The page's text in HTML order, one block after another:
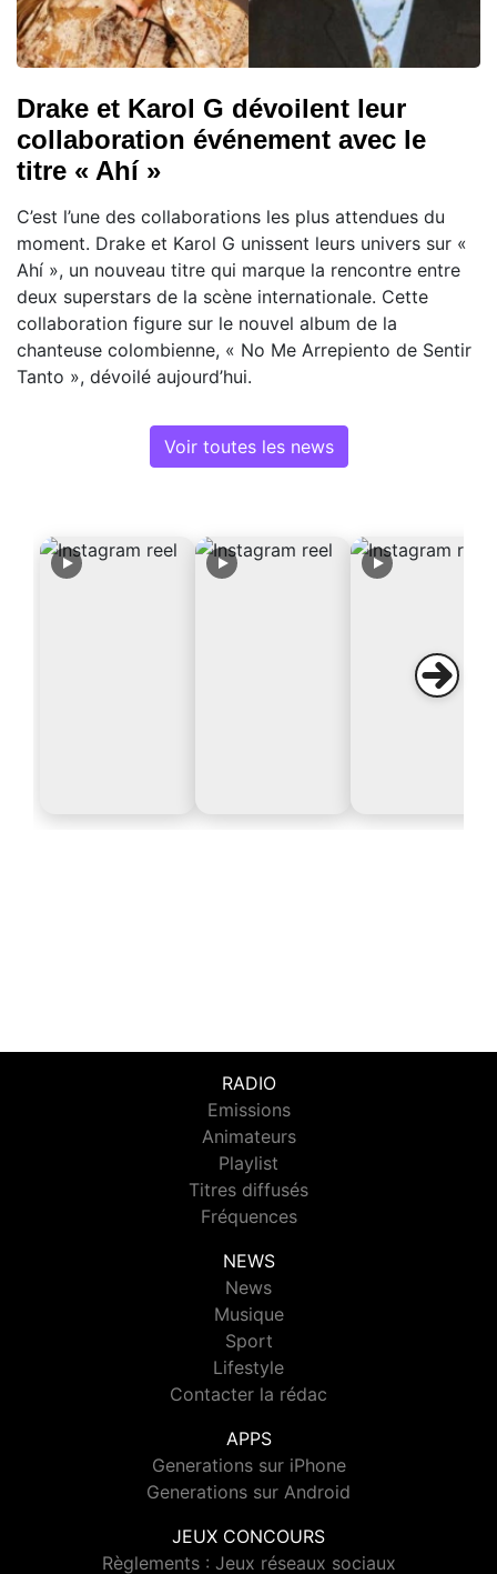
Drake et Karol G dévoilent leur
collaboration événement avec le
titre « Ahí »
C’est l’une des collaborations les plus attendues du
moment. Drake et Karol G unissent leurs univers sur «
Ahí », un nouveau titre qui marque la rencontre entre
deux superstars de la scène internationale. Cette
collaboration figure sur le nouvel album de la
chanteuse colombienne, « No Me Arrepiento de Sentir
Tanto », dévoilé aujourd’hui.
Voir toutes les news
RADIO
Emissions
Animateurs
Playlist
Titres diffusés
Fréquences
NEWS
News
Musique
Sport
Lifestyle
Contacter la rédac
APPS
Generations sur iPhone
Generations sur Android
JEUX CONCOURS
Règlements : Jeux réseaux sociaux